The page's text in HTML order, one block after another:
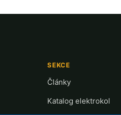
SEKCE
Články
Katalog elektrokol